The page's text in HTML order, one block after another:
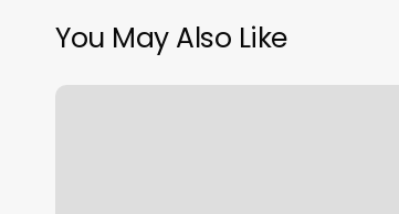
You May Also Like
Weightlifting